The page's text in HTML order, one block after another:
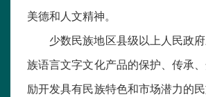
美德和人文精神。
少数民族地区县级以上人民政
族语言文字文化产品的保护、传承
励开发具有民族特色和市场潜力的